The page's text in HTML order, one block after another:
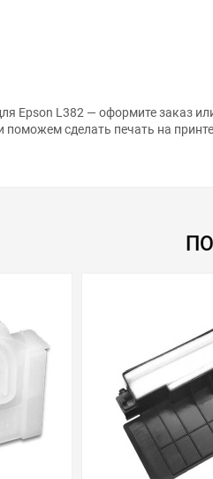
сделать печать на